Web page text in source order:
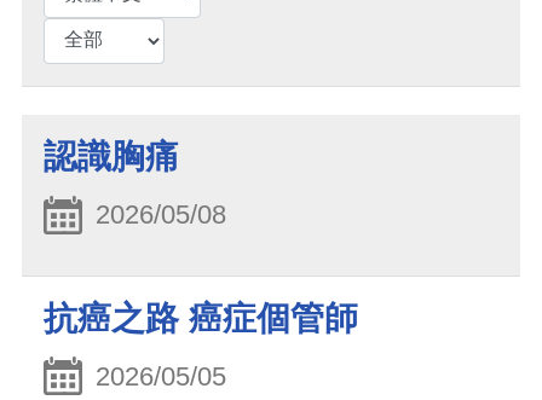
認識胸痛
2026/05/08
抗癌之路 癌症個管師
2026/05/05